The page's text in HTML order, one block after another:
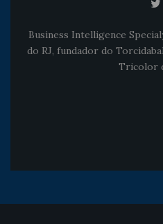
Business Intelligence
do RJ, fundador do
Tricolor